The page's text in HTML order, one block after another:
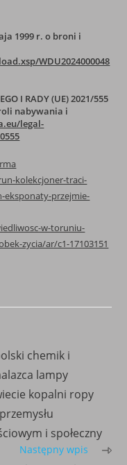
1999 r. o broni i
WDU2024000048
I RADY (UE) 2021/555
nabywania i
legal-
kolekcjoner-traci-
eksponaty-przejmie-
w-toruniu-
zycia/ar/c1-17103151
chemik i
lampy
kopalni ropy
i społeczny
Następny wpis